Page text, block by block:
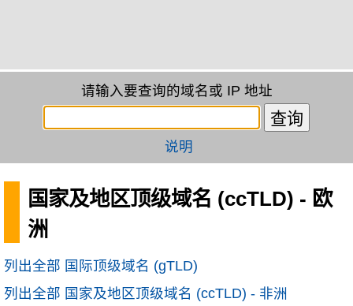
请输入要查询的域名或 IP 地址
说明
国家及地区顶级域名 (ccTLD) - 欧
洲
列出全部 国际顶级域名 (gTLD)
列出全部 国家及地区顶级域名 (ccTLD) - 非洲